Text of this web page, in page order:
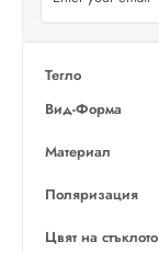
Тегло
Вид-Форма
Материал
Поляризация
Цвят на стъклото